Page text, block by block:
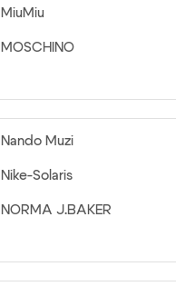
MiuMiu
MOSCHINO
Nando Muzi
Nike-Solaris
NORMA J.BAKER